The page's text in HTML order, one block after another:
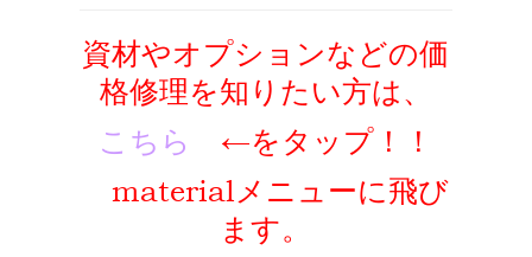
資材やオプションなどの価
格修理を知りたい方は、
こちら
←をタップ！！
materialメニューに飛び
ます。